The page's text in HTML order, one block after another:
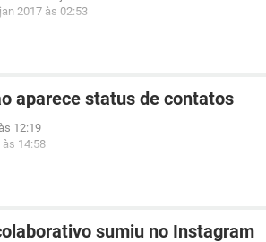
2017 às 02:53
aparece status de contatos
12:19
às 14:58
sumiu no Instagram